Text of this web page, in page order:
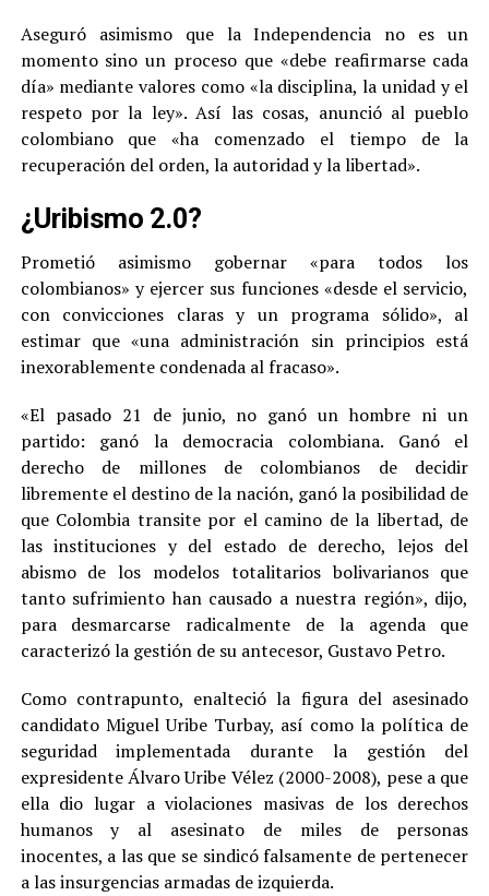
Aseguró asimismo que la Independencia no es un
momento sino un proceso que «debe reafirmarse cada
día» mediante valores como «la disciplina, la unidad y el
respeto por la ley». Así las cosas, anunció al pueblo
colombiano que «ha comenzado el tiempo de la
recuperación del orden, la autoridad y la libertad».
¿Uribismo 2.0?
Prometió asimismo gobernar «para todos los
colombianos» y ejercer sus funciones «desde el servicio,
con convicciones claras y un programa sólido», al
estimar que «una administración sin principios está
inexorablemente condenada al fracaso».
«El pasado 21 de junio, no ganó un hombre ni un
partido: ganó la democracia colombiana. Ganó el
derecho de millones de colombianos de decidir
libremente el destino de la nación, ganó la posibilidad de
que Colombia transite por el camino de la libertad, de
las instituciones y del estado de derecho, lejos del
abismo de los modelos totalitarios bolivarianos que
tanto sufrimiento han causado a nuestra región», dijo,
para desmarcarse radicalmente de la agenda que
caracterizó la gestión de su antecesor, Gustavo Petro.
Como contrapunto, enalteció la figura del asesinado
candidato Miguel Uribe Turbay, así como la política de
seguridad implementada durante la gestión del
expresidente Álvaro Uribe Vélez (2000-2008), pese a que
ella dio lugar a violaciones masivas de los derechos
humanos y al asesinato de miles de personas
inocentes, a las que se sindicó falsamente de pertenecer
a las insurgencias armadas de izquierda.